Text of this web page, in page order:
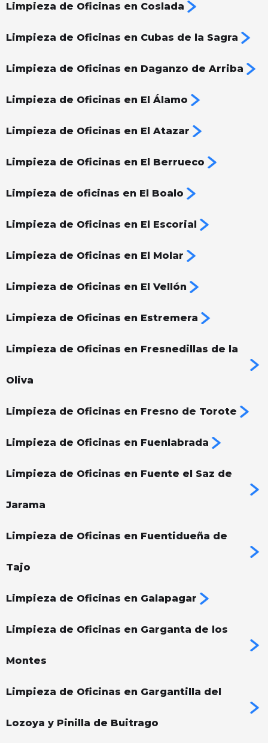
Limpieza de Oficinas en Coslada
Limpieza de Oficinas en Cubas de la Sagra
Limpieza de Oficinas en Daganzo de Arriba
Limpieza de Oficinas en El Álamo
Limpieza de Oficinas en El Atazar
Limpieza de Oficinas en El Berrueco
Limpieza de oficinas en El Boalo
Limpieza de Oficinas en El Escorial
Limpieza de Oficinas en El Molar
Limpieza de Oficinas en El Vellón
Limpieza de Oficinas en Estremera
Limpieza de Oficinas en Fresnedillas de la
Oliva
Limpieza de Oficinas en Fresno de Torote
Limpieza de Oficinas en Fuenlabrada
Limpieza de Oficinas en Fuente el Saz de
Jarama
Limpieza de Oficinas en Fuentidueña de
Tajo
Limpieza de Oficinas en Galapagar
Limpieza de Oficinas en Garganta de los
Montes
Limpieza de Oficinas en Gargantilla del
Lozoya y Pinilla de Buitrago